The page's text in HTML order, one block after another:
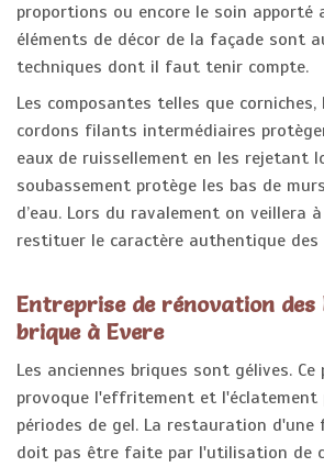
proportions ou encore le soin apporté
éléments de décor de la façade sont
techniques dont il faut tenir compte.
Les composantes telles que corniches,
cordons filants intermédiaires
eaux de ruissellement en les rejetant
soubassement protège les bas de
d’eau. Lors du ravalement on veillera
restituer le caractère authentique des
Entreprise de rénovation des
brique à Evere
Les anciennes briques sont gélives. Ce
provoque l'effritement et l'éclatement
périodes de gel. La restauration d'une
doit pas être faite par l'utilisation de